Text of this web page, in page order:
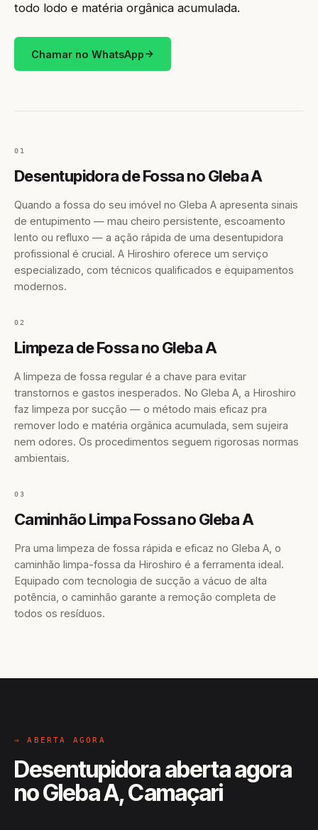
todo lodo e matéria orgânica acumulada.
Chamar no WhatsApp
01
Desentupidora de Fossa no Gleba A
Quando a fossa do seu imóvel no Gleba A apresenta sinais
de entupimento — mau cheiro persistente, escoamento
lento ou refluxo — a ação rápida de uma desentupidora
profissional é crucial. A Hiroshiro oferece um serviço
especializado, com técnicos qualificados e equipamentos
modernos.
02
Limpeza de Fossa no Gleba A
A limpeza de fossa regular é a chave para evitar
transtornos e gastos inesperados. No Gleba A, a Hiroshiro
faz limpeza por sucção — o método mais eficaz pra
remover lodo e matéria orgânica acumulada, sem sujeira
nem odores. Os procedimentos seguem rigorosas normas
ambientais.
03
Caminhão Limpa Fossa no Gleba A
Pra uma limpeza de fossa rápida e eficaz no Gleba A, o
caminhão limpa-fossa da Hiroshiro é a ferramenta ideal.
Equipado com tecnologia de sucção a vácuo de alta
potência, o caminhão garante a remoção completa de
todos os resíduos.
→ ABERTA AGORA
Desentupidora aberta agora
no Gleba A, Camaçari